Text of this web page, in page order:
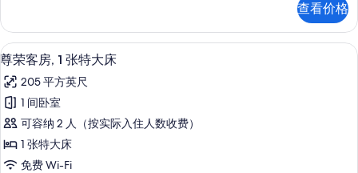
(Gotic)
的
所
有
照
片
特
大
床
(Gotic)
更
多
信
息
查看价格
显
示
尊
荣
客
房,
14
尊荣客房, 1 张特大床
205 平方英尺
1 间卧室
可容纳 2 人（按实际入住人数收费）
1 张特大床
免费 Wi-Fi